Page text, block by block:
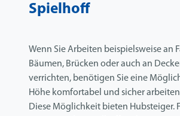
Spielhoff
Wenn Sie Arbeiten beispielsweise an
Bäumen, Brücken oder auch an
verrichten, benötigen Sie eine
Höhe komfortabel und sicher
Diese Möglichkeit bieten Hubsteiger.